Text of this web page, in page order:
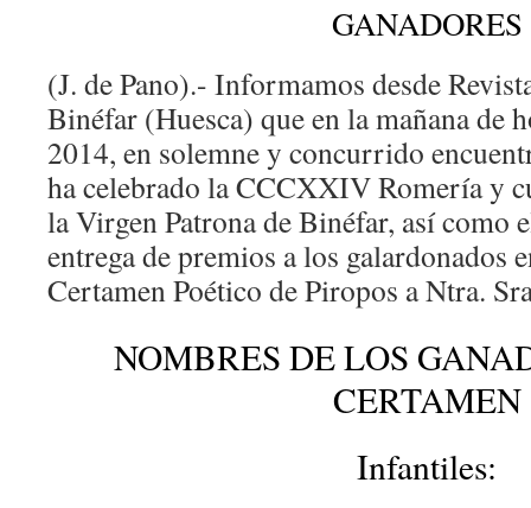
GANADORES
(J. de Pano).- Informamos desde
Binéfar (Huesca) que en la mañana de
2014, en solemne y concurrido
ha celebrado la CCCXXIV Romería y
la Virgen Patrona de Binéfar, así como
entrega de premios a los galardonados
Certamen Poético de Piropos a Ntra.
NOMBRES DE LOS
CERTAMEN
Infantiles: